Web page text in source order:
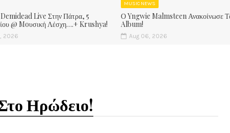
Demidead Live Στην Πάτρα, 5
@ Moυσική Λέσχη….+ Krushya!
2026
MUSIC NEWS
Ο Yngwie Malmsteen Ανακοίνωσε
Album!
Aug 06, 2026
Ηρώδειο!